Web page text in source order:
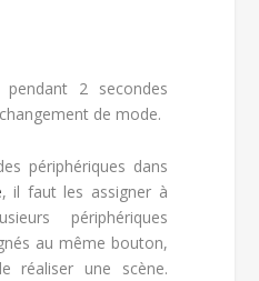
pendant 2 secondes
de mode.
périphériques dans
, il faut les assigner à
périphériques
au même bouton,
réaliser une scène.